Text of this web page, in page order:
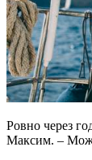
Ровно через
Максим. –